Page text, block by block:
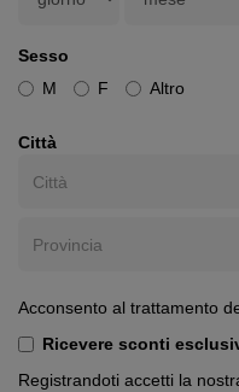
Sesso
M
F Altro
Città
Acconsento al trattamento
Ricevere sconti
Registrandoti accetti la